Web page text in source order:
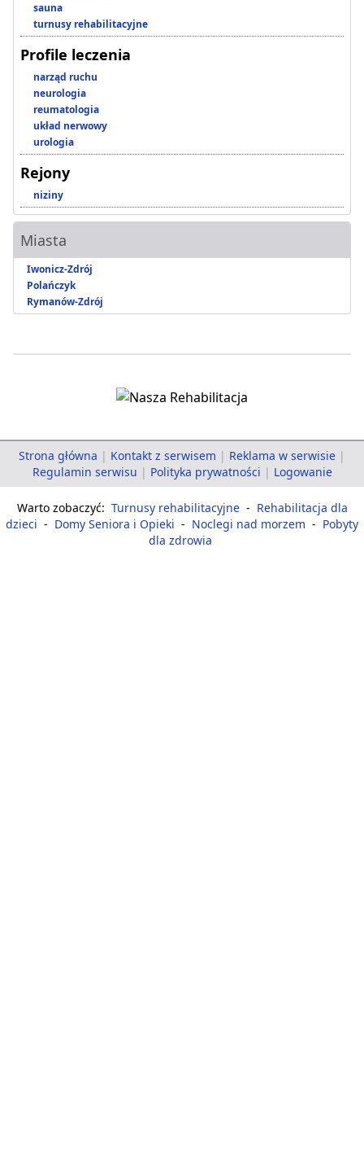
sauna
turnusy rehabilitacyjne
Profile leczenia
narząd ruchu
neurologia
reumatologia
układ nerwowy
urologia
Rejony
niziny
Miasta
Iwonicz-Zdrój
Polańczyk
Rymanów-Zdrój
Strona główna | Kontakt z serwisem | Reklama w serwisie |
Regulamin serwisu | Polityka prywatności | Logowanie
Warto zobaczyć: Turnusy rehabilitacyjne - Rehabilitacja dla
dzieci - Domy Seniora i Opieki - Noclegi nad morzem - Pobyty
dla zdrowia